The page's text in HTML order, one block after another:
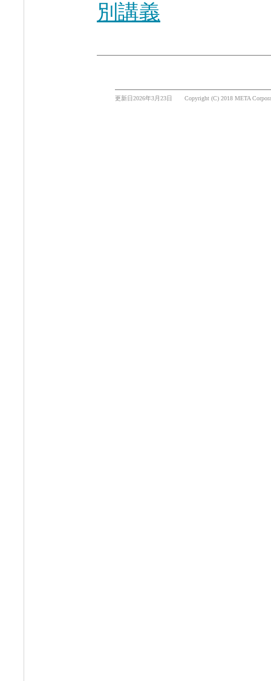
別講義
更新日2026年3月23日 Copyright (C) 2018 META